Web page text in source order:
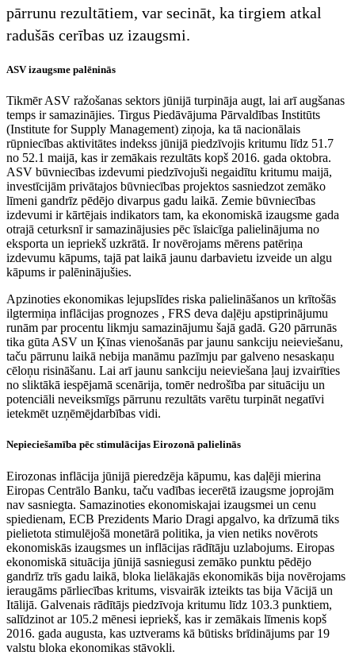
pārrunu rezultātiem, var secināt, ka tirgiem atkal
radušās cerības uz izaugsmi.
ASV izaugsme palēninās
Tikmēr ASV ražošanas sektors jūnijā turpināja augt, lai arī augšanas
temps ir samazinājies. Tirgus Piedāvājuma Pārvaldības Institūts
(Institute for Supply Management) ziņoja, ka tā nacionālais
rūpniecības aktivitātes indekss jūnijā piedzīvojis kritumu līdz 51.7
no 52.1 maijā, kas ir zemākais rezultāts kopš 2016. gada oktobra.
ASV būvniecības izdevumi piedzīvojuši negaidītu kritumu maijā,
investīcijām privātajos būvniecības projektos sasniedzot zemāko
līmeni gandrīz pēdējo divarpus gadu laikā. Zemie būvniecības
izdevumi ir kārtējais indikators tam, ka ekonomiskā izaugsme gada
otrajā ceturksnī ir samazinājusies pēc īslaicīga palielinājuma no
eksporta un iepriekš uzkrātā. Ir novērojams mērens patēriņa
izdevumu kāpums, tajā pat laikā jaunu darbavietu izveide un algu
kāpums ir palēninājušies.
Apzinoties ekonomikas lejupslīdes riska palielināšanos un krītošās
ilgtermiņa inflācijas prognozes , FRS deva daļēju apstiprinājumu
runām par procentu likmju samazinājumu šajā gadā. G20 pārrunās
tika gūta ASV un Ķīnas vienošanās par jaunu sankciju neieviešanu,
taču pārrunu laikā nebija manāmu pazīmju par galveno nesaskaņu
cēloņu risināšanu. Lai arī jaunu sankciju neieviešana ļauj izvairīties
no sliktākā iespējamā scenārija, tomēr nedrošība par situāciju un
potenciāli neveiksmīgs pārrunu rezultāts varētu turpināt negatīvi
ietekmēt uzņēmējdarbības vidi.
Nepieciešamība pēc stimulācijas Eirozonā palielinās
Eirozonas inflācija jūnijā pieredzēja kāpumu, kas daļēji mierina
Eiropas Centrālo Banku, taču vadības iecerētā izaugsme joprojām
nav sasniegta. Samazinoties ekonomiskajai izaugsmei un cenu
spiedienam, ECB Prezidents Mario Dragi apgalvo, ka drīzumā tiks
pielietota stimulējošā monetārā politika, ja vien netiks novērots
ekonomiskās izaugsmes un inflācijas rādītāju uzlabojums. Eiropas
ekonomiskā situācija jūnijā sasniegusi zemāko punktu pēdējo
gandrīz trīs gadu laikā, bloka lielākajās ekonomikās bija novērojams
ieraugāms pārliecības kritums, visvairāk izteikts tas bija Vācijā un
Itālijā. Galvenais rādītājs piedzīvoja kritumu līdz 103.3 punktiem,
salīdzinot ar 105.2 mēnesi iepriekš, kas ir zemākais līmenis kopš
2016. gada augusta, kas uztverams kā būtisks brīdinājums par 19
valstu bloka ekonomikas stāvokli.